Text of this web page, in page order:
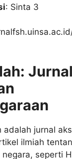
: Sinta 3
adalah jurnal
ilmiah
seperti